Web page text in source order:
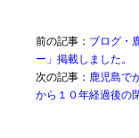
前の記事： ブログ・
ー」掲載しました。
次の記事： 鹿児島で
から１０年経過後の